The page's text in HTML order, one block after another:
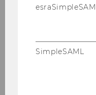
Unser Angebot
SimpleSAML